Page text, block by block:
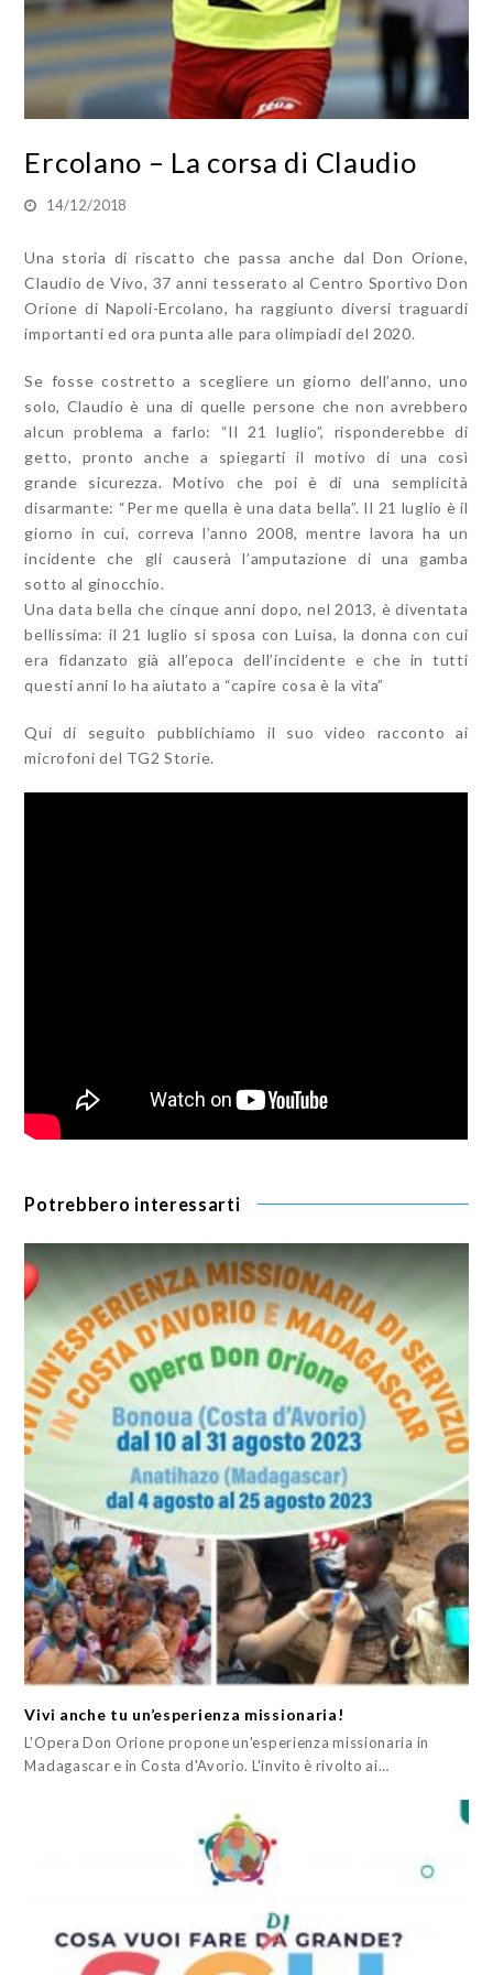
Ercolano – La corsa di Claudio
14/12/2018
Una storia di riscatto che passa anche dal Don Orione,
Claudio de Vivo, 37 anni tesserato al Centro Sportivo Don
Orione di Napoli-Ercolano, ha raggiunto diversi traguardi
importanti ed ora punta alle para olimpiadi del 2020.
Se fosse costretto a scegliere un giorno dell’anno, uno
solo, Claudio è una di quelle persone che non avrebbero
alcun problema a farlo: “Il 21 luglio”, risponderebbe di
getto, pronto anche a spiegarti il motivo di una così
grande sicurezza. Motivo che poi è di una semplicità
disarmante: “Per me quella è una data bella”. Il 21 luglio è il
giorno in cui, correva l’anno 2008, mentre lavora ha un
incidente che gli causerà l’amputazione di una gamba
sotto al ginocchio.
Una data bella che cinque anni dopo, nel 2013, è diventata
bellissima: il 21 luglio si sposa con Luisa, la donna con cui
era fidanzato già all’epoca dell’incidente e che in tutti
questi anni lo ha aiutato a “capire cosa è la vita”
Qui di seguito pubblichiamo il suo video racconto ai
microfoni del TG2 Storie.
Potrebbero interessarti
Vivi anche tu un’esperienza missionaria!
L'Opera Don Orione propone un'esperienza missionaria in
Madagascar e in Costa d'Avorio. L'invito è rivolto ai…